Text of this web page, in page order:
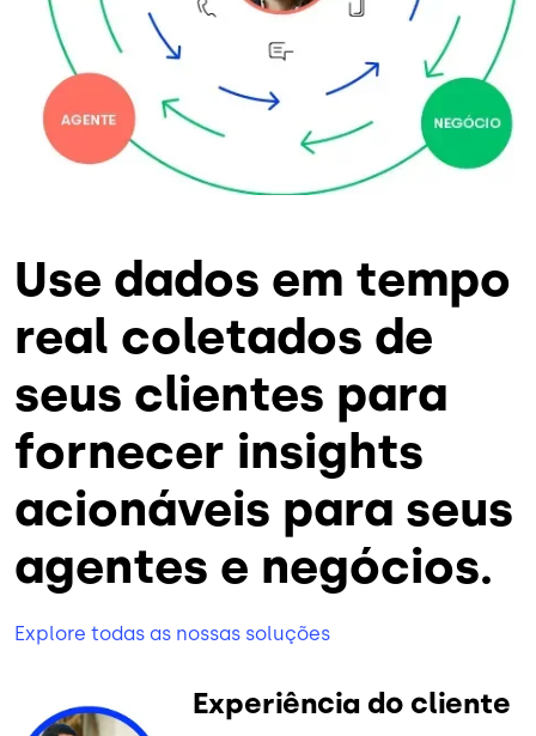
Use dados em tempo
real coletados de
seus clientes para
fornecer insights
acionáveis para seus
agentes e negócios.
Explore todas as nossas soluções
Experiência do cliente